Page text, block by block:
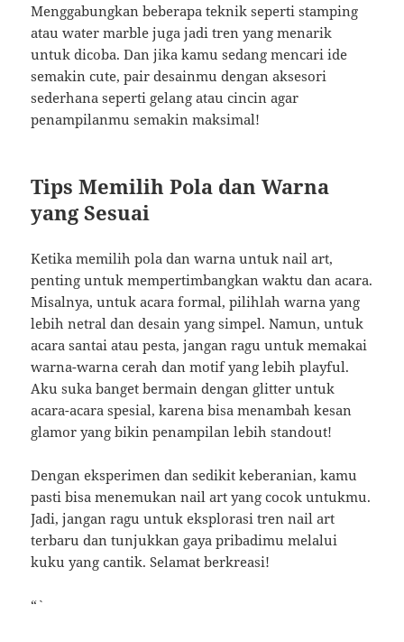
Menggabungkan beberapa teknik seperti stamping
atau water marble juga jadi tren yang menarik
untuk dicoba. Dan jika kamu sedang mencari ide
semakin cute, pair desainmu dengan aksesori
sederhana seperti gelang atau cincin agar
penampilanmu semakin maksimal!
Tips Memilih Pola dan Warna
yang Sesuai
Ketika memilih pola dan warna untuk nail art,
penting untuk mempertimbangkan waktu dan acara.
Misalnya, untuk acara formal, pilihlah warna yang
lebih netral dan desain yang simpel. Namun, untuk
acara santai atau pesta, jangan ragu untuk memakai
warna-warna cerah dan motif yang lebih playful.
Aku suka banget bermain dengan glitter untuk
acara-acara spesial, karena bisa menambah kesan
glamor yang bikin penampilan lebih standout!
Dengan eksperimen dan sedikit keberanian, kamu
pasti bisa menemukan nail art yang cocok untukmu.
Jadi, jangan ragu untuk eksplorasi tren nail art
terbaru dan tunjukkan gaya pribadimu melalui
kuku yang cantik. Selamat berkreasi!
“`